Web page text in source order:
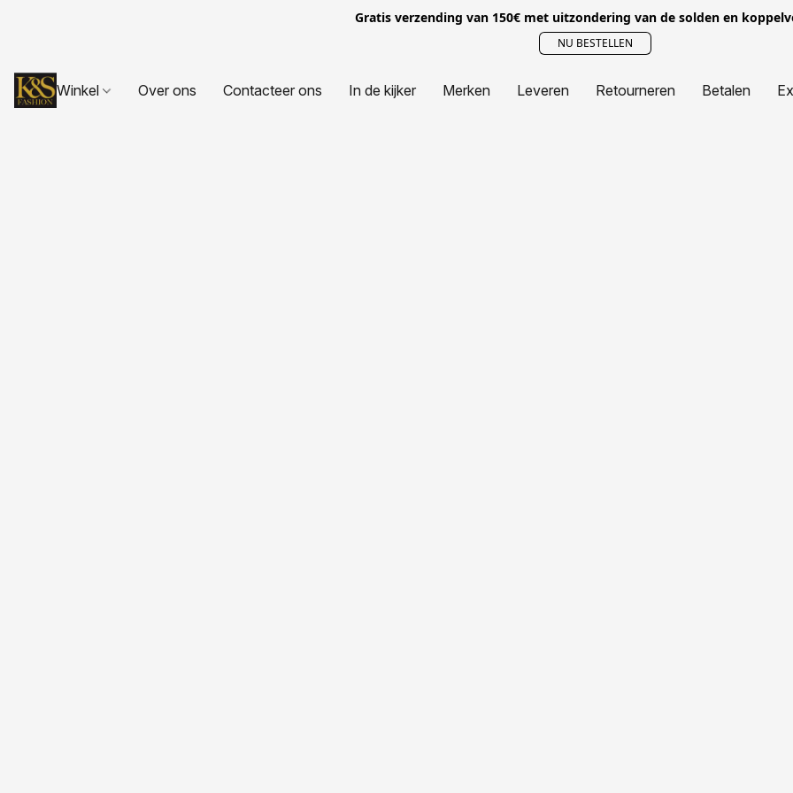
Gratis verzending van 150€ met uitzondering van de solden en
NU BESTELLEN
Winkel Over ons Contacteer ons In de kijker Merken Leveren Retourneren Betalen